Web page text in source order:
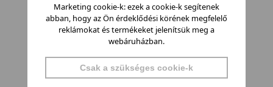
Marketing cookie-k: ezek a cookie-k segítenek
abban, hogy az Ön érdeklődési körének megfelelő
reklámokat és termékeket jelenítsük meg a
webáruházban.
Csak a szükséges cookie-k